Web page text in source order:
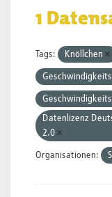
1
Tags: Knöllchen
Datenlizenz
2.0
Organisationen: